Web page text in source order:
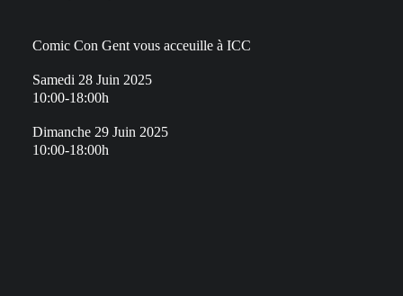
Comic Con Gent vous acceuille à ICC
Samedi 28 Juin 2025
10:00-18:00h
Dimanche 29 Juin 2025
10:00-18:00h